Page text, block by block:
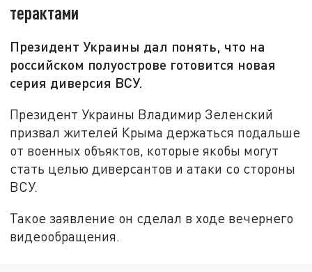
терактами
Президент Украины дал понять, что на
российском полуострове готовится новая
серия диверсия ВСУ.
Президент Украины Владимир Зеленский
призвал жителей Крыма держаться подальше
от военных объяктов, которые якобы могут
стать целью диверсантов и атаки со стороны
ВСУ.
Такое заявление он сделал в ходе вечернего
видеообращения.